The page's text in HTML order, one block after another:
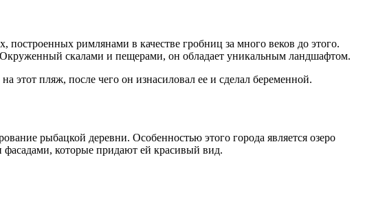
римлянами в качестве гробниц за много веков до этого.
Окруженный скалами и пещерами, он обладает уникальным ландшафтом.
этот пляж, после чего он изнасиловал ее и сделал беременной.
рыбацкой деревни. Особенностью этого города является озеро
фасадами, которые придают ей красивый вид.